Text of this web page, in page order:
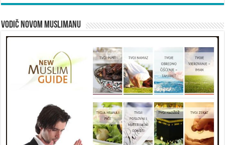
Vodič novom muslimanu